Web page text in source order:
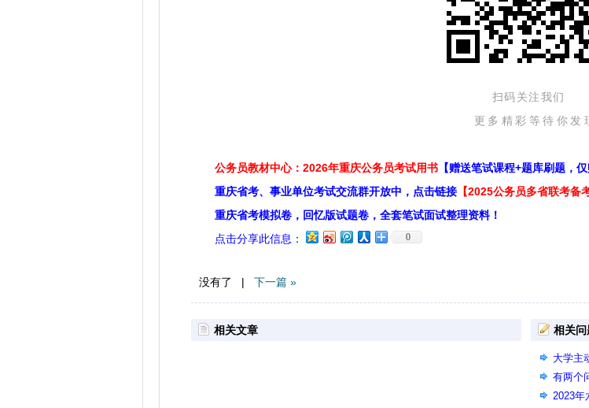
扫码关注我们
更多精彩等待你发
公务员教材中心：2026年重庆公务员考试用书 【赠送笔试课程+题库刷题，仅
重庆省考、事业单位考试交流群开放中，点击链接 【2025公务员多省联考备考
重庆省考模拟卷，回忆版试题卷，全套笔试面试整理资料！
点击分享此信息：
0
没有了 | 下一篇 »
相关文章 相关问
大学主
有两个
学回国
2023年